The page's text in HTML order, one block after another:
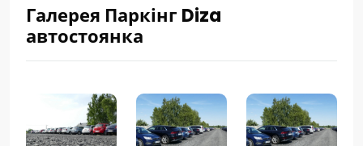
Галерея Паркінг Diza
автостоянка